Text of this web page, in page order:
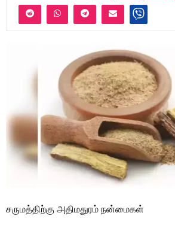
சருமத்திற்கு அதிமதுரம் நன்மைகள்